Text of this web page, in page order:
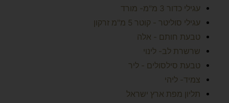
עגילי כדור 3 מ"מ- מורד
עגילי סוליטר - קוטר 5 מ"מ זרקון
טבעת חותם - אלה
שרשרת לב- לינוי
טבעת סילסולים - ליר
צמיד- ליהי
תליון מפת ארץ ישראל